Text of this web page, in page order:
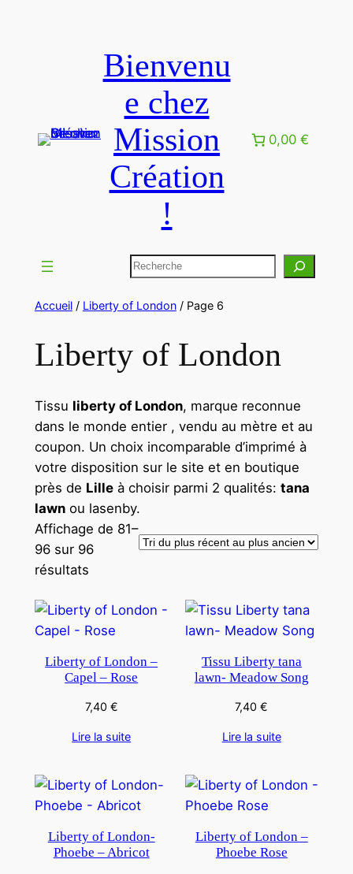
Bienvenu
e chez
Mission
Création
!
0,00 €
Rechercher
Accueil/ Liberty of London/ Page 6
Liberty of London
Tissu liberty of London, marque reconnue
dans le monde entier , vendu au mètre et au
coupon. Un choix incomparable d’imprimé à
votre disposition sur le site et en boutique
près de Lilleà choisir parmi 2 qualités: tana
lawnou lasenby.
Affichage de 81–
96 sur 96
résultatsTrié
plus
récent
plus
Liberty of London –
Capel – Rose
7,40 €
Lire la suite
Tissu Liberty tana
lawn- Meadow Song
7,40€
Lire la suite
Liberty of London-
Phoebe – Abricot
Liberty of London –
Phoebe Rose